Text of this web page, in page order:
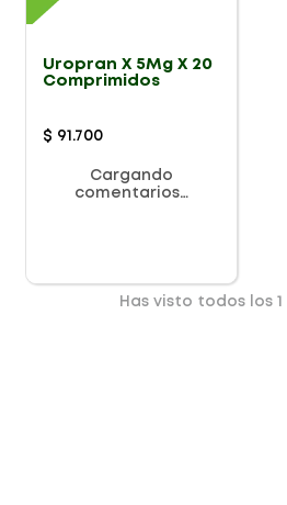
Uropran X 5Mg X 20
Comprimidos
$ 91 .700
Cargando
comentarios…
Has visto todos los